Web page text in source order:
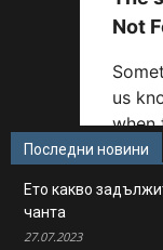
Последни новини
Ето какво
чанта
27.07.2023